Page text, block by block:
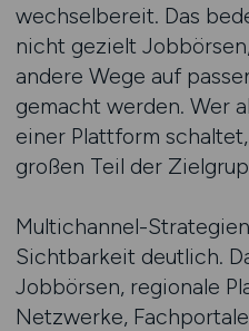
wechselbereit. Das
nicht gezielt
andere Wege auf
gemacht werden. Wer
einer Plattform
großen Teil der
Multichannel-
Sichtbarkeit deutlich.
Jobbörsen, regionale
Netzwerke,